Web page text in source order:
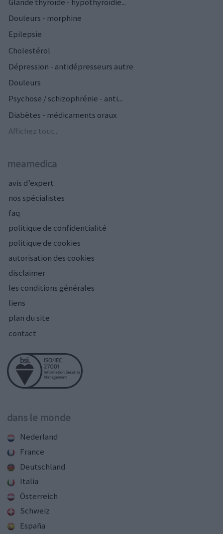
Douleurs - morphine
Epilepsie
Cholestérol
Dépression - antidépresseurs autre
Douleurs
Psychose / schizophrénie - anti...
Diabètes - médicaments oraux
Affichez tout...
meamedica
avis d’expert
nos spécialistes
faq
politique de confidentialité
politique de cookies
autorisation des cookies
disclaimer
les conditions générales
liens
plan du site
contact
dans le monde
Nederland
France
Deutschland
Italia
Österreich
Schweiz
España